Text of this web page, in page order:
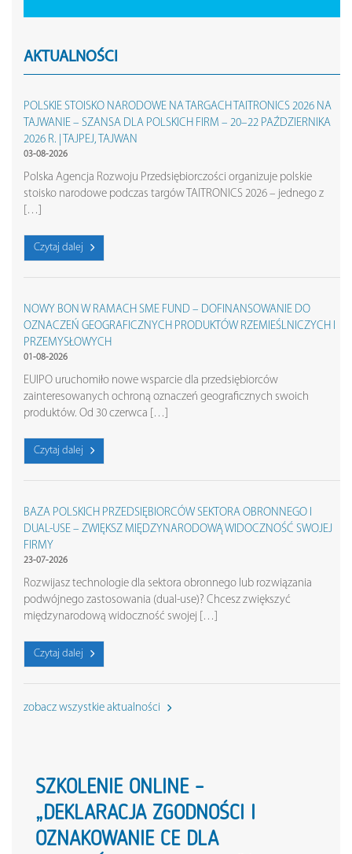
AKTUALNOŚCI
POLSKIE STOISKO NARODOWE NA TARGACH TAITRONICS 2026 NA
TAJWANIE – SZANSA DLA POLSKICH FIRM – 20–22 PAŹDZIERNIKA
2026 R. | TAJPEJ, TAJWAN
03-08-2026
Polska Agencja Rozwoju Przedsiębiorczości organizuje polskie
stoisko narodowe podczas targów TAITRONICS 2026 – jednego z
[…]
Czytaj dalej
NOWY BON W RAMACH SME FUND – DOFINANSOWANIE DO
OZNACZEŃ GEOGRAFICZNYCH PRODUKTÓW RZEMIEŚLNICZYCH I
PRZEMYSŁOWYCH
01-08-2026
EUIPO uruchomiło nowe wsparcie dla przedsiębiorców
zainteresowanych ochroną oznaczeń geograficznych swoich
produktów. Od 30 czerwca […]
Czytaj dalej
BAZA POLSKICH PRZEDSIĘBIORCÓW SEKTORA OBRONNEGO I
DUAL-USE – ZWIĘKSZ MIĘDZYNARODOWĄ WIDOCZNOŚĆ SWOJEJ
FIRMY
23-07-2026
Rozwijasz technologie dla sektora obronnego lub rozwiązania
podwójnego zastosowania (dual-use)? Chcesz zwiększyć
międzynarodową widoczność swojej […]
Czytaj dalej
zobacz wszystkie aktualności
SZKOLENIE ONLINE –
„DEKLARACJA ZGODNOŚCI I
OZNAKOWANIE CE DLA